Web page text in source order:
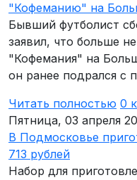
"Кофеманию" на
Бывший футболист
заявил, что больше
"Кофемания" на
он ранее подрался с
Читать полностью 0
Пятница, 03 апреля
В Подмосковье
713 рублей
Набор для